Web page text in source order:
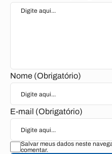
Nome (Obrigatório)
E-mail (Obrigatório)
Salvar meus dados neste
comentar.